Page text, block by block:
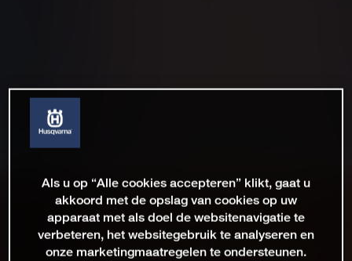
Als u op “Alle cookies accepteren” klikt, gaat u
akkoord met de opslag van cookies op uw
apparaat met als doel de websitenavigatie te
verbeteren, het websitegebruik te analyseren en
onze marketingmaatregelen te ondersteunen.